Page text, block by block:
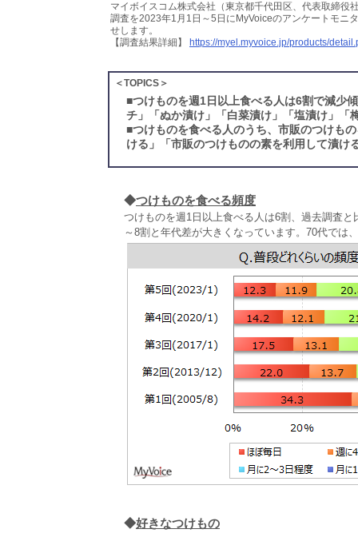
マイボイスコム株式会社（東京都千代田区、代表取締
調査を2023年1月1日～5日にMyVoiceのアンケートモニ
せします。
【調査結果詳細】
https://myel.myvoice.jp/products/
＜TOPICS＞
■つけものを週1日以上食べる人は6割で減少
チ」「ぬか漬け」「白菜漬け」「塩漬け」「
■つけものを食べる人のうち、市販のつけも
ける」「市販のつけものの素を利用して漬け
◆つけものを食べる頻度
つけものを週1日以上食べる人は6割、過去調査
～8割と年代差が大きくなっています。70代では
◆好きなつけもの